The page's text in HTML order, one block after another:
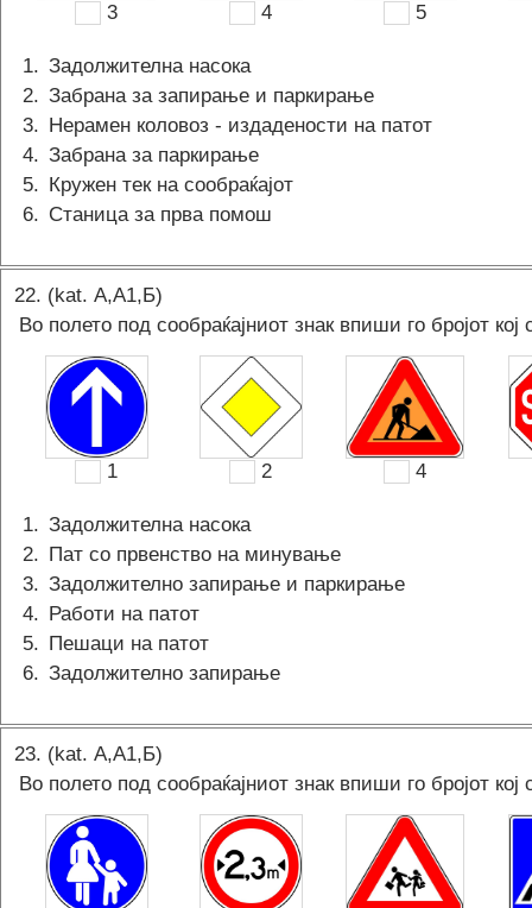
3 4 5
1. Задолжителна насока
2. Забрана за запирање и паркирање
3. Нерамен коловоз - издадености на патот
4. Забрана за паркирање
5. Кружен тек на сообраќајот
6. Станица за прва помош
22. (kat. А,A1,Б)
Во полето под сообраќајниот знак впиши го бројот
1 2 4
1. Задолжителна насока
2. Пат со првенство на минување
3. Задолжително запирање и паркирање
4. Работи на патот
5. Пешаци на патот
6. Задолжително запирање
23. (kat. А,A1,Б)
Во полето под сообраќајниот знак впиши го бројот